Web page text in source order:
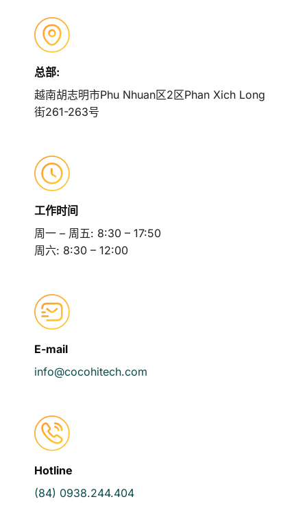
总部:
越南胡志明市Phu Nhuan区2区Phan Xich Long
街261-263号
工作时间
周一 – 周五: 8:30 – 17:50
周六: 8:30 – 12:00
E-mail
info@cocohitech.com
Hotline
(84) 0938.244.404